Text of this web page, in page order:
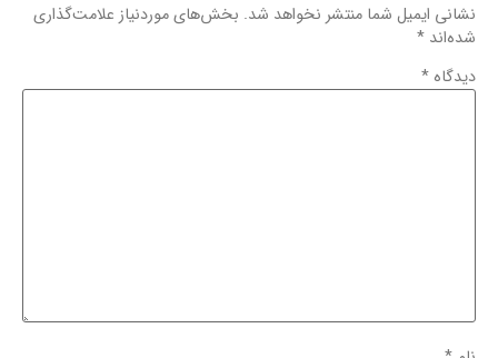
نشانی ایمیل شما منتشر نخواهد شد. بخش‌های موردنیاز علامت‌گذاری
شده‌اند *
دیدگاه *